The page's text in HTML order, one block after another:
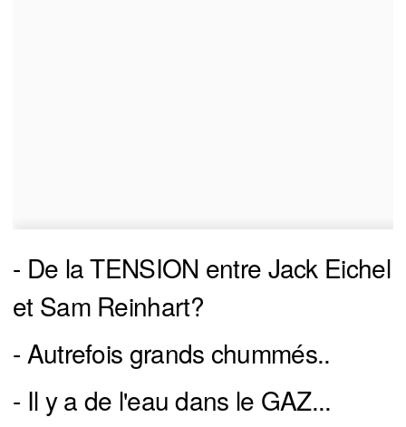
- De la TENSION entre Jack Eichel
et Sam Reinhart?
- Autrefois grands chummés..
- Il y a de l'eau dans le GAZ...